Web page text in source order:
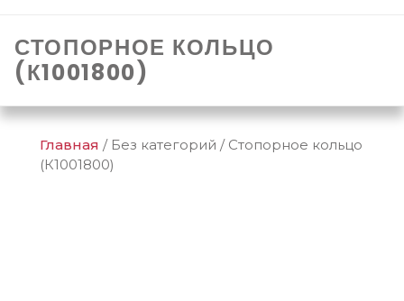
СТОПОРНОЕ КОЛЬЦО
(К1001800)
Главная / Без категорий / Стопорное кольцо
(К1001800)